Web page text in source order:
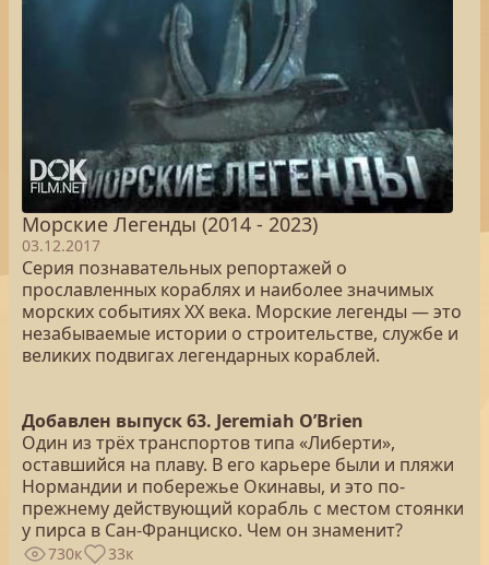
Морские Легенды (2014 - 2023)
03.12.2017
Серия познавательных репортажей о
прославленных кораблях и наиболее значимых
морских событиях XX века. Морские легенды — это
незабываемые истории о строительстве, службе и
великих подвигах легендарных кораблей.
Добавлен выпуск 63. Jeremiah O’Brien
Один из трёх транспортов типа «Либерти»,
оставшийся на плаву. В его карьере были и пляжи
Нормандии и побережье Окинавы, и это по-
прежнему действующий корабль с местом стоянки
у пирса в Сан-Франциско. Чем он знаменит?
730к 33к